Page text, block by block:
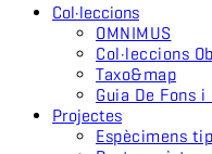
Col·leccions
OMNIMUS
Col·leccions
Taxo&map
Guia De Fons i
Projectes
Espècimens